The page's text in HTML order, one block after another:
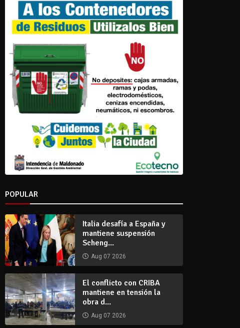
POPULAR
Italia desafía a España y
mantiene suspensión
Scheng...
Aug 07 2026
El conflicto con CRIBA
mantiene en tensión la
obra d...
Aug 07 2026